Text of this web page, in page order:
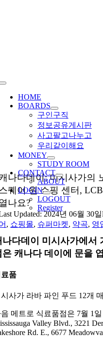
Toggle
Navigation
HOME
BOARDS
구인구직
정보공유게시판
사고팔고나누고
우리같이해요
MONEY
STUDY ROOM
CONTACT
ABOUT
LOGIN
LOGOUT
Register
나다데이: 미시사가의
퀘어 원 쇼핑 센터,
나요?
Updated: 2024년 06월 30일
, 쇼핑몰, 슈퍼마켓, 약곡, 영
나다데이 미시사가에서
은 캐나다 데이에 문을
품
사가 라바 파인 푸드 12개
메트로 식료품점은 7월 1
Valley Blvd., 3221
Rd. E., 6677